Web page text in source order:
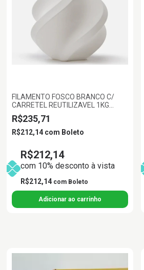
FILAMENTO FOSCO BRANCO C/
CARRETEL REUTILIZAVEL 1KG
1.75MM BAMBULAB
R$235,71
R$212,14 com Boleto
R$212,14
com 10% desconto à vista
R$212,14 com Boleto